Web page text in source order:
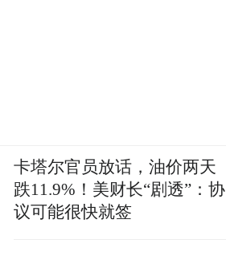
卡塔尔官员放话，油价两天
跌11.9%！美财长“剧透”：协
议可能很快就签